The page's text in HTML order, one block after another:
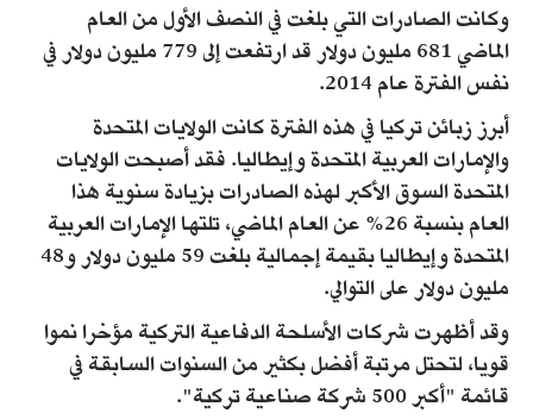
وكانت الصادرات التي بلغت في النصف الأول من العام
الماضي 681 مليون دولار قد ارتفعت إلى 779 مليون دولار في
نفس الفترة عام 2014.
أبرز زبائن تركيا في هذه الفترة كانت الولايات المتحدة
والإمارات العربية المتحدة وإيطاليا. فقد أصبحت الولايات
المتحدة السوق الأكبر لهذه الصادرات بزيادة سنوية هذا
العام بنسبة 26% عن العام الماضي، تلتها الإمارات العربية
المتحدة وإيطاليا بقيمة إجمالية بلغت 59 مليون دولار و48
مليون دولار على التوالي.
وقد أظهرت شركات الأسلحة الدفاعية التركية مؤخرا نموا
قويا، لتحتل مرتبة أفضل بكثير من السنوات السابقة في
قائمة "أكبر 500 شركة صناعية تركية".